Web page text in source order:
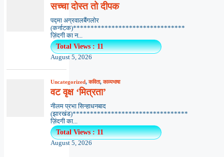
सच्चा दोस्त तो दीपक
पद्मा अग्रवालबैंगलोर
(कर्नाटक)********************************
ज़िंदगी का न...
Total Views : 11
August 5, 2026
Uncategorized,कविता,काव्यभाषा
वट वृक्ष ‘मित्रता’
नीलम प्रभा सिन्हाधनबाद
(झारखंड)*********************************
ज़िंदगी का...
Total Views : 11
August 5, 2026